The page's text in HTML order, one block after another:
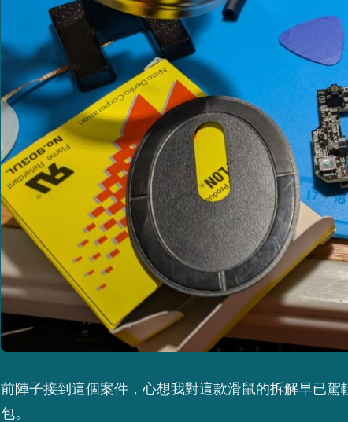
前陣子接到這個案件，心想我對這款滑鼠的拆解早已
包。